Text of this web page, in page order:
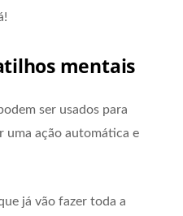
mentais
ser usados para
uma ação automática e
já vão fazer toda a